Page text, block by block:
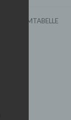
FORMTABELLE